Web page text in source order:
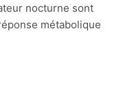
nocturne sont
métabolique